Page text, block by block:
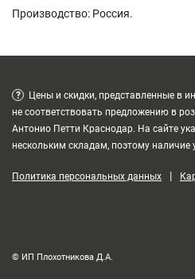
Производство: Россия.
?
Цены и скидки, представленные в
не соответствовать предложению в
Антонио Петти Краснодар. На сайте
нескольким складам, поэтому наличие
Политика персональных данных |
© ИП Плохотникова Д.А.